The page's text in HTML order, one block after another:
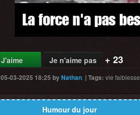
J'aime Je n'aime pas + 23
05-03-2025 18:25 byNathan |Tags: vie faiblesse
Humour du jour